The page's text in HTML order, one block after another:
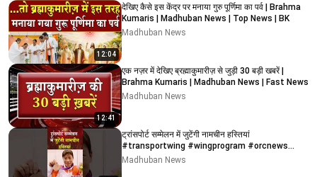
12:04
देखिए कैसे इस केंद्र पर मनाया गुरु पूर्णिमा का पर्व | Brahma
Kumaris | Madhuban News | Top News | BK
Madhuban News
12:41
एक नज़र में देखिए ब्रह्माकुमारीज़ से जुड़ी 30 बड़ी खबरें |
Brahma Kumaris | Madhuban News | Fast News
Madhuban News
ट्रांसपोर्ट सम्मेलन में जुटेंगी नामचीन हस्तियां
#transportwing #wingprogram #orcnews
#wingnews #bk
Madhuban News